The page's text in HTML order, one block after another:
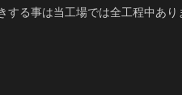
する事は当工場では全工程中あり